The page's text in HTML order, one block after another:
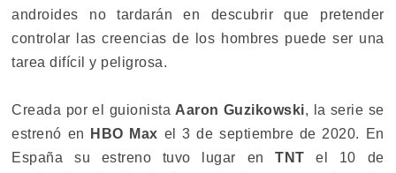
androides no tardarán en descubrir que pretender
controlar las creencias de los hombres puede ser una
tarea difícil y peligrosa.
Creada por el guionista Aaron Guzikowski, la serie se
estrenó en
HBO Max el 3 de septiembre de 2020. En
España su estreno tuvo lugar enTNT el 10 de